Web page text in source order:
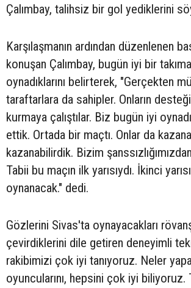
Çalımbay, talihsiz bir gol yediklerini
Karşılaşmanın ardından düzenlenen
konuşan Çalımbay, bugün iyi bir
oynadıklarını belirterek, "Gerçekten
taraftarlara da sahipler. Onların
kurmaya çalıştılar. Biz bugün iyi
ettik. Ortada bir maçtı. Onlar da
kazanabilirdik. Bizim
Tabii bu maçın ilk yarısıydı. İkinci
oynanacak." dedi.
Gözlerini Sivas'ta oynayacakları
çevirdiklerini dile getiren deneyimli
rakibimizi çok iyi tanıyoruz. Neler
oyuncularını, hepsini çok iyi